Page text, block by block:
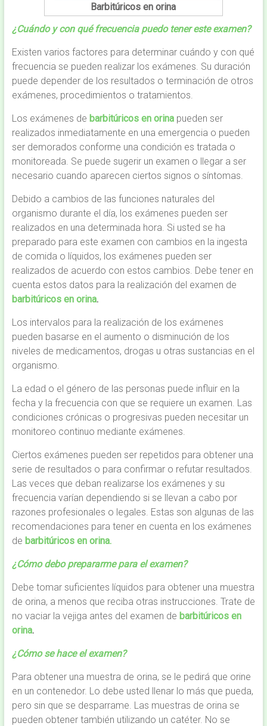
Barbitúricos en orina
¿Cuándo y con qué frecuencia puedo tener este examen?
Existen varios factores para determinar cuándo y con qué
frecuencia se pueden realizar los exámenes. Su duración
puede depender de los resultados o terminación de otros
exámenes, procedimientos o tratamientos.
Los exámenes de barbitúricos en orinapueden ser
realizados inmediatamente en una emergencia o pueden
ser demorados conforme una condición es tratada o
monitoreada. Se puede sugerir un examen o llegar a ser
necesario cuando aparecen ciertos signos o síntomas.
Debido a cambios de las funciones naturales del
organismo durante el día, los exámenes pueden ser
realizados en una determinada hora. Si usted se ha
preparado para este examen con cambios en la ingesta
de comida o líquidos, los exámenes pueden ser
realizados de acuerdo con estos cambios. Debe tener en
cuenta estos datos para la realización del examen de
barbitúricos en orina.
Los intervalos para la realización de los exámenes
pueden basarse en el aumento o disminución de los
niveles de medicamentos, drogas u otras sustancias en el
organismo.
La edad o el género de las personas puede influir en la
fecha y la frecuencia con que se requiere un examen. Las
condiciones crónicas o progresivas pueden necesitar un
monitoreo continuo mediante exámenes.
Ciertos exámenes pueden ser repetidos para obtener una
serie de resultados o para confirmar o refutar resultados.
Las veces que deban realizarse los exámenes y su
frecuencia varían dependiendo si se llevan a cabo por
razones profesionales o legales. Estas son algunas de las
recomendaciones para tener en cuenta en los exámenes
de barbitúricos en orina.
¿Cómo debo prepararme para el examen?
Debe tomar suficientes líquidos para obtener una muestra
de orina, a menos que reciba otras instrucciones. Trate de
no vaciar la vejiga antes del examen de barbitúricos en
orina.
¿Cómo se hace el examen?
Para obtener una muestra de orina, se le pedirá que orine
en un contenedor. Lo debe usted llenar lo más que pueda,
pero sin que se desparrame. Las muestras de orina se
pueden obtener también utilizando un catéter. No se